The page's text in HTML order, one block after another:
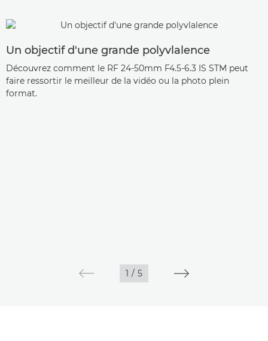
Un objectif d'une grande polyvlalence
Découvrez comment le RF 24-50mm F4.5-6.3 IS STM peut
faire ressortir le meilleur de la vidéo ou la photo plein
format.
1 / 5